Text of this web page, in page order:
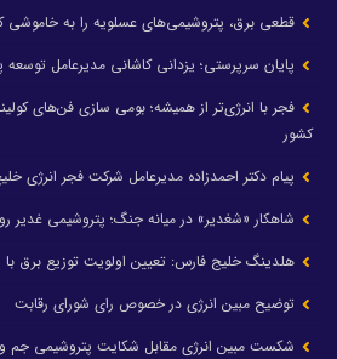
قطعی برق، پتروشیمی‌های عسلویه را به خاموشی
پایان سرپرستی؛ یزدانی کاشانی مدیرعامل
فجر با انرژی‌تر از همیشه؛ بومی سازی فن‌های
کشور
پیام دکتر احمدزاده مدیرعامل شرکت فجر انرژی
شاهکار «شغدیر» در میانه جنگ؛ پتروشیمی غدیر
هلدینگ خلیج فارس: تعیین اولویت توزیع برق
توضیح مبین انرژی در خصوص رای شورای رقابت
شکست مبین انرژی مقابل شکایت پتروشیمی جم